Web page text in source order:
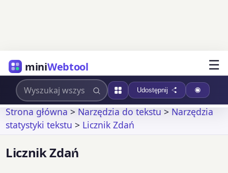
miniWebtool ☰
Udostępnij
Strona główna>Narzędzia do tekstu>Narzędzia
statystyki tekstu > Licznik Zdań
Licznik Zdań